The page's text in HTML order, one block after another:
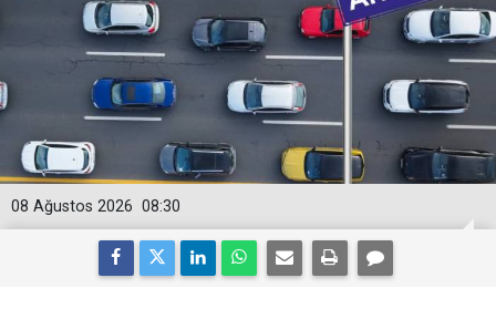
08:30
08 Ağustos 2026